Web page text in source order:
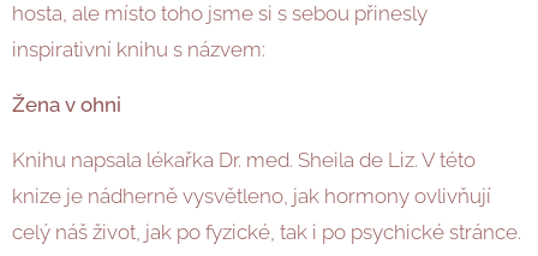
hosta, ale místo toho jsme si s sebou přinesly
inspirativní knihu s názvem:
Žena v ohni
Knihu napsala lékařka Dr. med. Sheila de Liz. V této
knize je nádherně vysvětleno, jak hormony ovlivňují
celý náš život, jak po fyzické, tak i po psychické stránce.